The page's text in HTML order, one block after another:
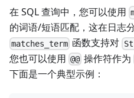
在 SQL 查询中，您可以使用
的词语/短语匹配，这在日志
matches_term 函数支持对
您也可以使用 @@ 操作符作为
下面是一个典型示例：